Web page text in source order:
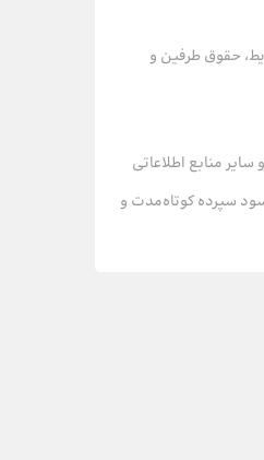
حقوق طرفین و
آنلاین سود سپرده‌ کوتاه‌مدت و